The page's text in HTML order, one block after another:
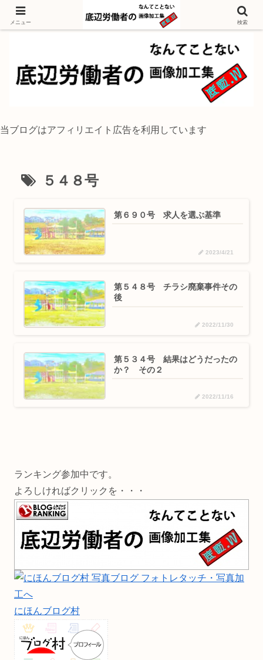
独身底辺おじさんが風景写真をイラスト風に加工するブログ
当ブログはアフィリエイト広告を利用しています
５４８号
第６９０号 求人を選ぶ基準
2023/4/21
第５４８号 チラシ廃棄事件その
後
2022/11/30
第５３４号 結果はどうだったの
か？ その２
2022/11/16
ランキング参加中です。
よろしければクリックを・・・
にほんブログ村
メニュー 検索